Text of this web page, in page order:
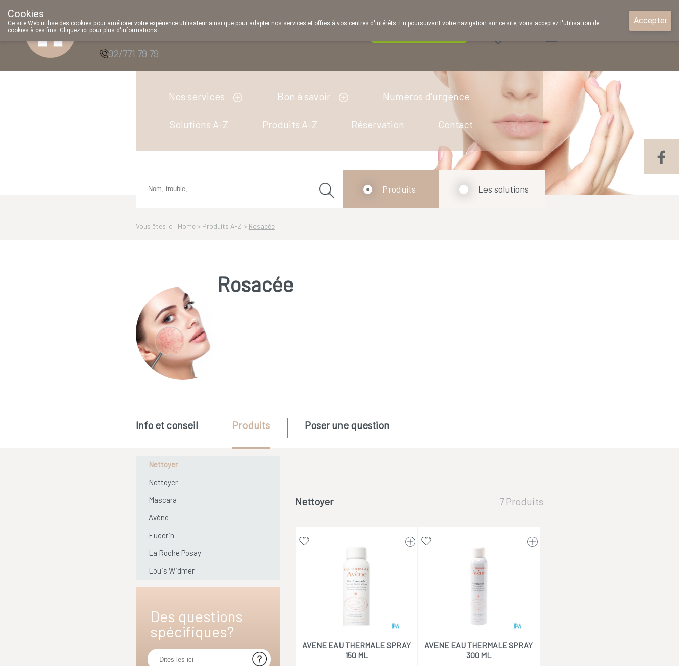
Pharmacie Parent
SRL
02/771 79 79
Nos services Bon à savoir Numéros d'urgence
Solutions A-Z Produits A-Z Réservation Contact
Vous êtes ici: Home > Produits A-Z > Rosacée
Produits Les solutions
Rosacée
Nettoyer
Nettoyer
Mascara
Avène
Eucerin
La Roche Posay
Louis Widmer
Des questions
spécifiques?
Info et conseil Produits Poser une question
Nettoyer 7 Produits
AVENE EAU THERMALE SPRAY
150 ML
AVENE EAU THERMALE SPRAY
300 ML
Cookies
Ce site Web utilise des cookies pour améliorer votre expérience utilisateur ainsi que pour adapter nos services et offres à vos centres d'intérêts. En poursuivant votre navigation sur ce site, vous acceptez l'utilisation de
cookies à ces fins. Cliquez ici pour plus d'informations.
Accepter